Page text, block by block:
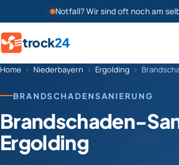
Notfall? Wir sind oft noch am
trock24
Home › Niederbayern › Ergolding ›
BRANDSCHADENSANIERUNG
Brandschaden-
Ergolding